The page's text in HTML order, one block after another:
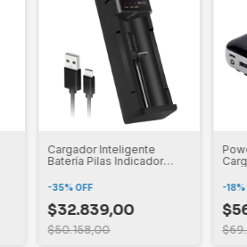
Cargador Inteligente
Batería Pilas Indicador
-35%OFF
$32.839,00
$50.158,00
-18%